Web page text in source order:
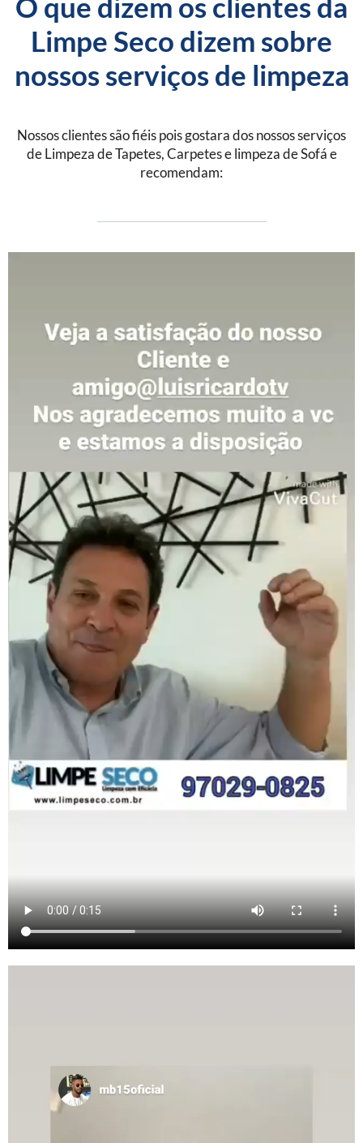
Limpe Seco dizem sobre
nossos serviços de limpeza
Nossos clientes são fiéis pois gostara dos nossos serviços
de Limpeza de Tapetes, Carpetes e limpeza de Sofá e
recomendam: